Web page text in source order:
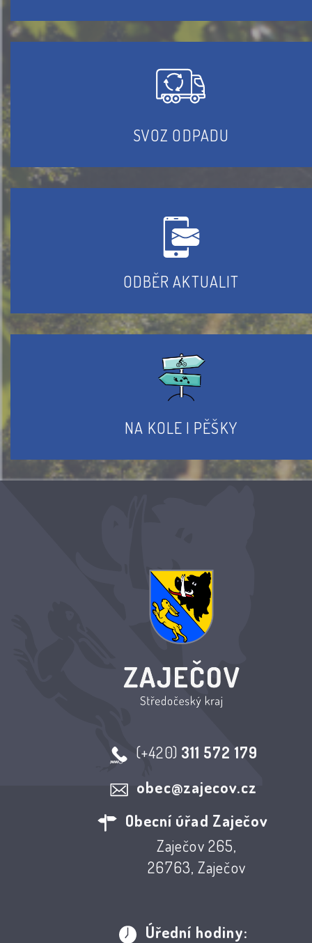
SVOZ ODPADU
ODBĚR AKTUALIT
NA KOLE I PĚŠKY
(+420) 311 572 179
obec@zajecov.cz
Obecní úřad Zaječov
Zaječov 265,
26763, Zaječov
Úřední hodiny: